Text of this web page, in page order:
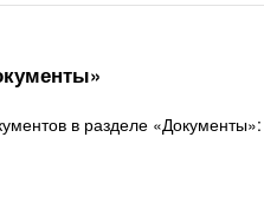
в разделе «Документы»: